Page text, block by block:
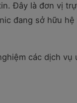
Đây là đơn vị
đang sở hữu
các dịch